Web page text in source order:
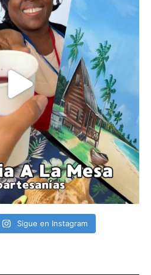
Sigue en Instagram